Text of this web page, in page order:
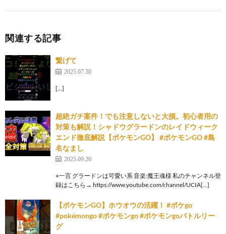
関連する記事
繋げて
2025.07.30
[…]
超絶ガチ案件！でも注意しないと大損。初心者用の
対策も解説！シャドウグラードンのレイドウィーク
エンド徹底解説【ポケモンGO】 #ポケモンGO #島
名なまし
2025.09.20
⭐︎一言 グラードンは可愛い系 音楽:魔王魂様 私のチャンネル登
録はこちら→ https://www.youtube.com/channel/UCIA[…]
【ポケモンGO】ホウオウの活躍！ #ポケgo
#pokémongo #ポケモンgo #ポケモンgoバトルリー
グ